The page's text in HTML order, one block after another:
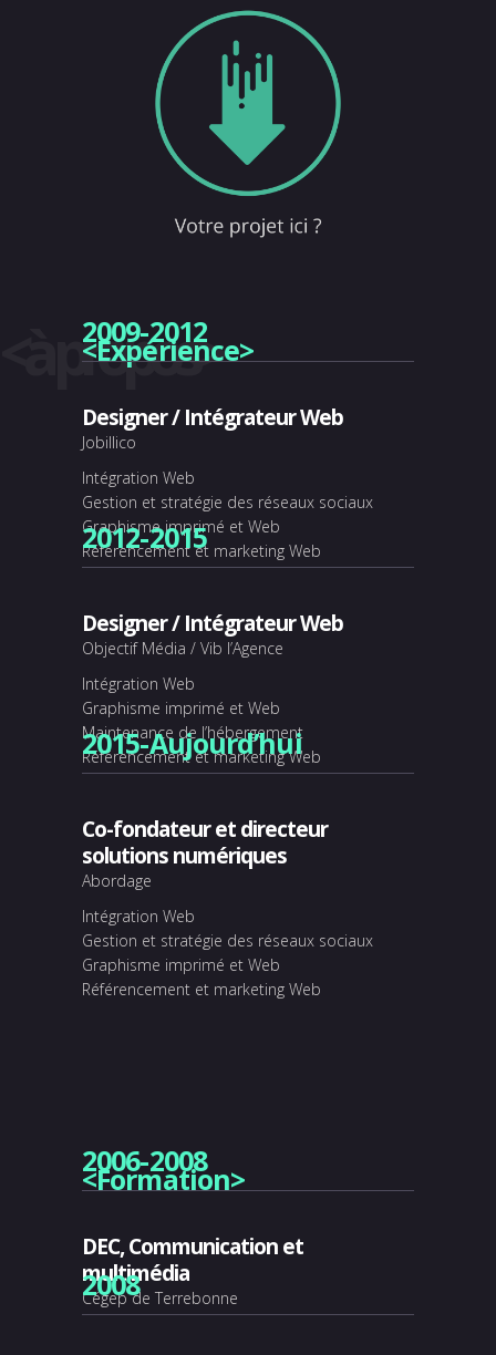
<à propos>
<Expérience>
2009-2012
Designer / Intégrateur Web
Jobillico
Intégration Web
Gestion et stratégie des réseaux sociaux
Graphisme imprimé et Web
Référencement et marketing Web
2012-2015
Designer / Intégrateur Web
Objectif Média / Vib l’Agence
Intégration Web
Graphisme imprimé et Web
Maintenance de l’hébergement
Référencement et marketing Web
2015-Aujourd’hui
Co-fondateur et directeur
solutions numériques
Abordage
Intégration Web
Gestion et stratégie des réseaux sociaux
Graphisme imprimé et Web
Référencement et marketing Web
<Formation>
2006-2008
DEC, Communication et
multimédia
Cégep de Terrebonne
2008